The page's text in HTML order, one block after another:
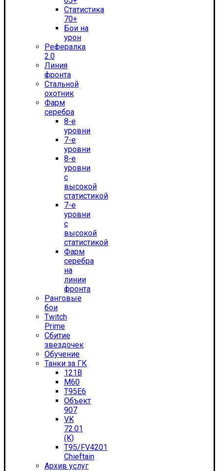
Статистика
70+
Бои на
урон
Рефералка
2.0
Линия
фронта
Стальной
охотник
Фарм
серебра
8-е
уровни
7-е
уровни
8-е
уровни
с
высокой
статистикой
7-е
уровни
с
высокой
статистикой
Фарм
серебра
на
линии
фронта
Ранговые
бои
Twitch
Prime
Сбитие
звездочек
Обучение
Танки за ГК
121B
M60
T95E6
Объект
907
VK
72.01
(K)
T95/FV4201
Chieftain
Архив услуг